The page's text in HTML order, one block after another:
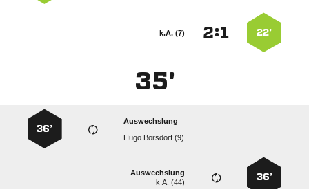
22’
:
k.A. (7)
35'
Auswechslung
  
36’
36’
Auswechslung
k.A. (44)